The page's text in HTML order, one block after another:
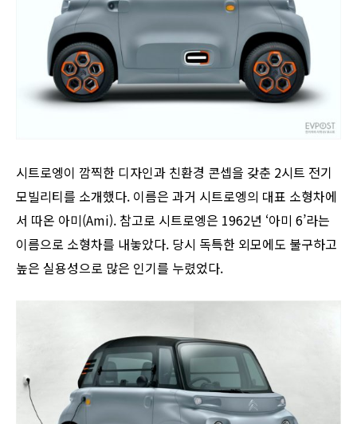
시트로엥이 깜찍한 디자인과 친환경 콘셉을 갖춘 2시트 전기
모빌리티를 소개했다. 이름은 과거 시트로엥의 대표 소형차에
서 따온 아미(Ami). 참고로 시트로엥은 1962년 ‘아미 6’라는
이름으로 소형차를 내놓았다. 당시 독특한 외모에도 불구하고
높은 실용성으로 많은 인기를 누렸었다.